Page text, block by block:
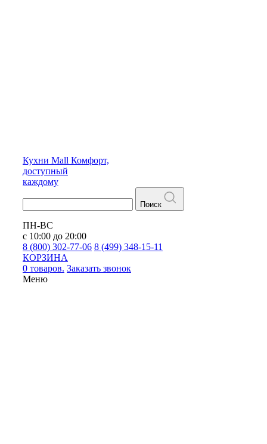
Кухни Mall Комфорт,
доступный
каждому
Поиск
ПН-ВС
с 10:00 до 20:00
8 (800) 302-77-06 8 (499) 348-15-11
КОРЗИНА
0 товаров. Заказать звонок
Меню